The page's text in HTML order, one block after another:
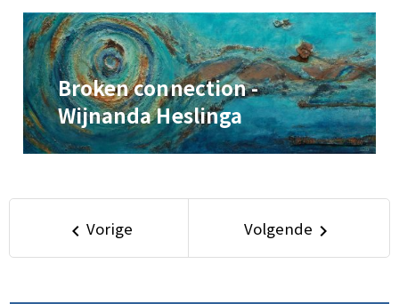
Broken connection -
Wijnanda Heslinga
keyboard_arrow_leftVorige Volgende keyboard_arrow_right